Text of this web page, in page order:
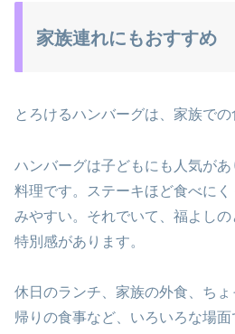
家族連れにもおすすめ
とろけるハンバーグは、家族での
ハンバーグは子どもにも人気が
料理です。ステーキほど食べに
みやすい。それでいて、福よし
特別感があります。
休日のランチ、家族の外食、ち
帰りの食事など、いろいろな場面